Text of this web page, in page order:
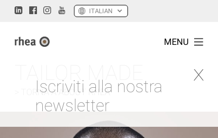
MENU
Iscriviti alla nostra
newsletter
TAILOR MADE
> TORNA A ABOUT RHEA